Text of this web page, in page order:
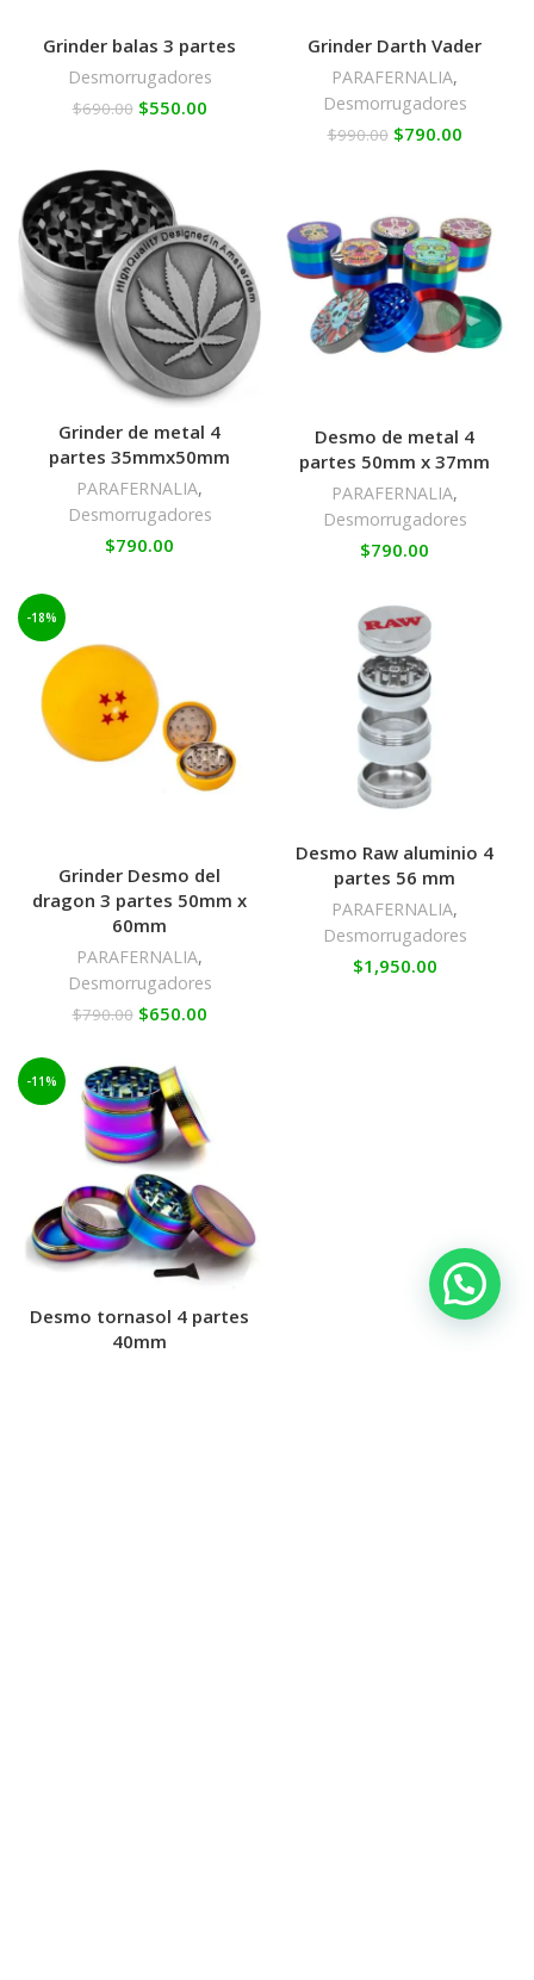
Grinder balas 3 partes
Desmorrugadores
$690.00 $550.00
Grinder Darth Vader
PARAFERNALIA,
Desmorrugadores
$990.00 $790.00
Grinder de metal 4
partes 35mmx50mm
PARAFERNALIA,
Desmorrugadores
$790.00
Desmo de metal 4
partes 50mm x 37mm
PARAFERNALIA,
Desmorrugadores
$790.00
-18%
Grinder Desmo del
dragon 3 partes 50mm x
60mm
PARAFERNALIA,
Desmorrugadores
$790.00 $650.00
Desmo Raw aluminio 4
partes 56 mm
PARAFERNALIA,
Desmorrugadores
$1,950.00
-11%
Desmo tornasol 4 partes
40mm